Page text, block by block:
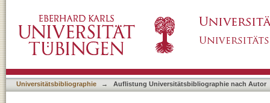
Universitätsbibliographie → Auflistung Universitätsbibliographie nach Autor